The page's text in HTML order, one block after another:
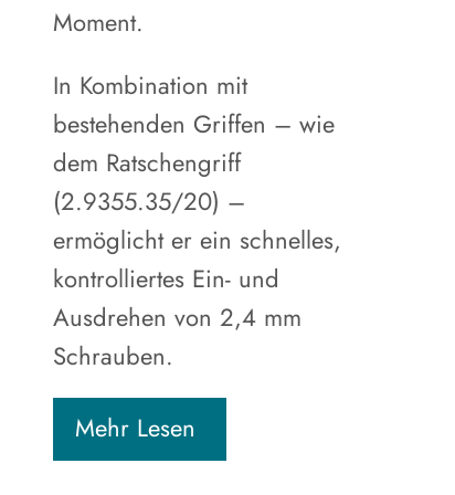
Moment.
In Kombination mit
bestehenden Griffen – wie
dem Ratschengriff
(2.9355.35/20) –
ermöglicht er ein schnelles,
kontrolliertes Ein- und
Ausdrehen von 2,4 mm
Schrauben.
Mehr Lesen